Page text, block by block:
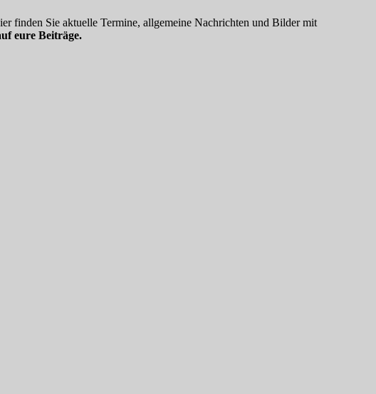
finden Sie aktuelle Termine, allgemeine Nachrichten und Bilder mit
eure Beiträge.